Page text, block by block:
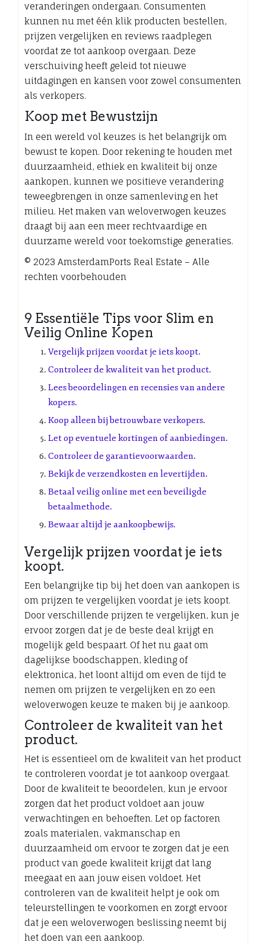
veranderingen ondergaan. Consumenten
kunnen nu met één klik producten bestellen,
prijzen vergelijken en reviews raadplegen
voordat ze tot aankoop overgaan. Deze
verschuiving heeft geleid tot nieuwe
uitdagingen en kansen voor zowel consumenten
als verkopers.
Koop met Bewustzijn
In een wereld vol keuzes is het belangrijk om
bewust te kopen. Door rekening te houden met
duurzaamheid, ethiek en kwaliteit bij onze
aankopen, kunnen we positieve verandering
teweegbrengen in onze samenleving en het
milieu. Het maken van weloverwogen keuzes
draagt bij aan een meer rechtvaardige en
duurzame wereld voor toekomstige generaties.
© 2023 AmsterdamPorts Real Estate – Alle
rechten voorbehouden
9 Essentiële Tips voor Slim en
Veilig Online Kopen
Vergelijk prijzen voordat je iets koopt.
Controleer de kwaliteit van het product.
Lees beoordelingen en recensies van andere
kopers.
Koop alleen bij betrouwbare verkopers.
Let op eventuele kortingen of aanbiedingen.
Controleer de garantievoorwaarden.
Bekijk de verzendkosten en levertijden.
Betaal veilig online met een beveiligde
betaalmethode.
Bewaar altijd je aankoopbewijs.
Vergelijk prijzen voordat je iets
koopt.
Een belangrijke tip bij het doen van aankopen is
om prijzen te vergelijken voordat je iets koopt.
Door verschillende prijzen te vergelijken, kun je
ervoor zorgen dat je de beste deal krijgt en
mogelijk geld bespaart. Of het nu gaat om
dagelijkse boodschappen, kleding of
elektronica, het loont altijd om even de tijd te
nemen om prijzen te vergelijken en zo een
weloverwogen keuze te maken bij je aankoop.
Controleer de kwaliteit van het
product.
Het is essentieel om de kwaliteit van het product
te controleren voordat je tot aankoop overgaat.
Door de kwaliteit te beoordelen, kun je ervoor
zorgen dat het product voldoet aan jouw
verwachtingen en behoeften. Let op factoren
zoals materialen, vakmanschap en
duurzaamheid om ervoor te zorgen dat je een
product van goede kwaliteit krijgt dat lang
meegaat en aan jouw eisen voldoet. Het
controleren van de kwaliteit helpt je ook om
teleurstellingen te voorkomen en zorgt ervoor
dat je een weloverwogen beslissing neemt bij
het doen van een aankoop.